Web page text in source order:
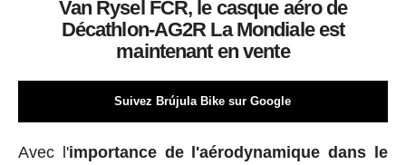
Van Rysel FCR, le casque aéro de
Décathlon-AG2R La Mondiale est
maintenant en vente
Suivez Brújula Bike sur Google
Avec l'importance de l'aérodynamique dans le